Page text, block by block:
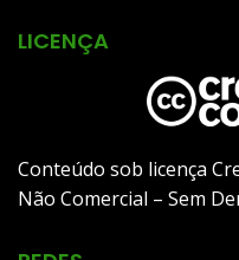
LICENÇA
Conteúdo sob licença
Não Comercial – Sem